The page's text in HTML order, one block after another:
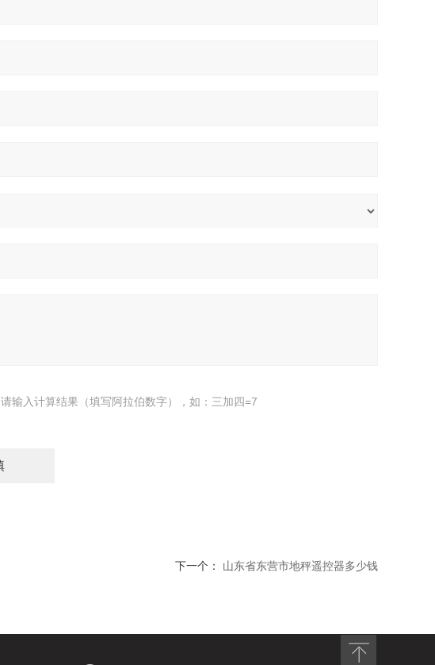
请输入计算结果（填写阿拉伯数字），如：三加四=7
下一个： 山东省东营市地秤遥控器多少钱